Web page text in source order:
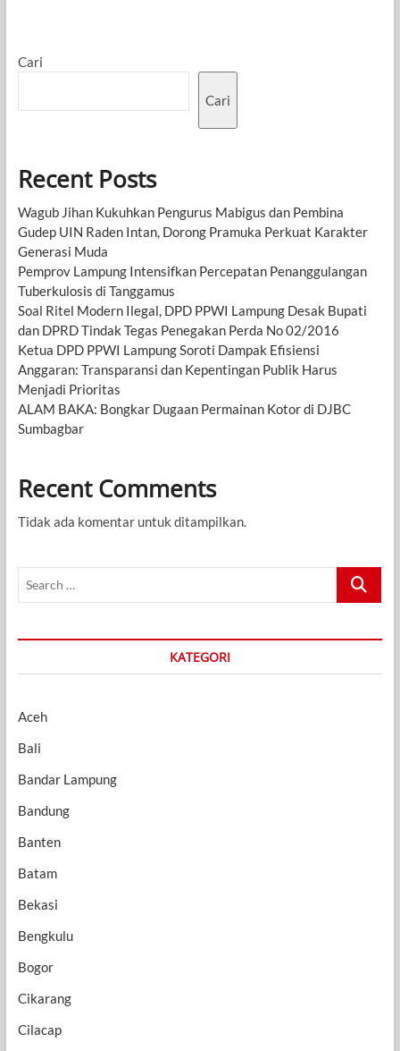
Cari
Cari
Recent Posts
Wagub Jihan Kukuhkan Pengurus Mabigus dan Pembina
Gudep UIN Raden Intan, Dorong Pramuka Perkuat Karakter
Generasi Muda
Pemprov Lampung Intensifkan Percepatan Penanggulangan
Tuberkulosis di Tanggamus
Soal Ritel Modern Ilegal, DPD PPWI Lampung Desak Bupati
dan DPRD Tindak Tegas Penegakan Perda No 02/2016
Ketua DPD PPWI Lampung Soroti Dampak Efisiensi
Anggaran: Transparansi dan Kepentingan Publik Harus
Menjadi Prioritas
ALAM BAKA: Bongkar Dugaan Permainan Kotor di DJBC
Sumbagbar
Recent Comments
Tidak ada komentar untuk ditampilkan.
Search
KATEGORI
Aceh
Bali
Bandar Lampung
Bandung
Banten
Batam
Bekasi
Bengkulu
Bogor
Cikarang
Cilacap